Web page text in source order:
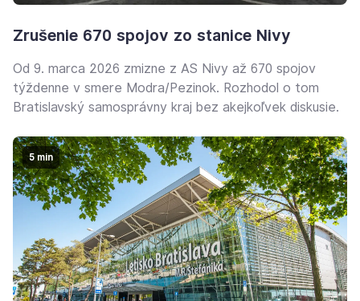
Zrušenie 670 spojov zo stanice Nivy
Od 9. marca 2026 zmizne z AS Nivy až 670 spojov
týždenne v smere Modra/Pezinok. Rozhodol o tom
Bratislavský samosprávny kraj bez akejkoľvek diskusie.
5 min